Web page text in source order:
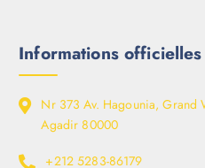
Informations officielles
Nr 373 Av. Hagounia, Grand
Agadir 80000
+212 5283-86179